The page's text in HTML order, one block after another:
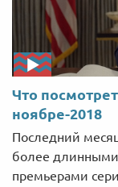
Что
ноябре-2018
Последний
более
премьерами